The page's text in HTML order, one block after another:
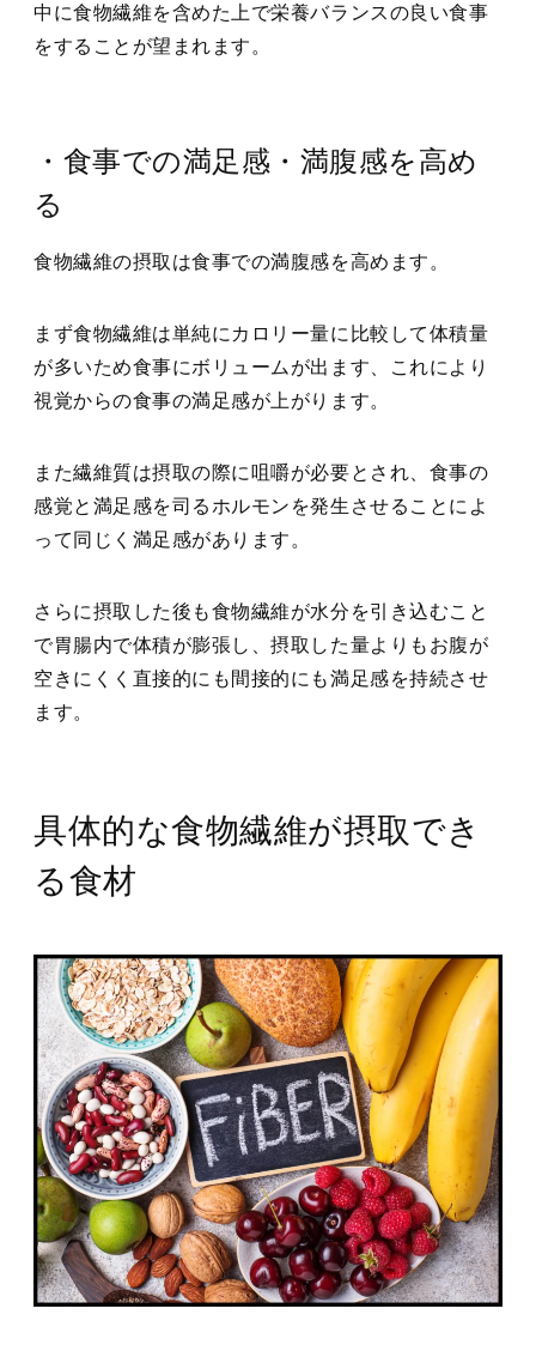
中に食物繊維を含めた上で栄養バランスの良い食事
をすることが望まれます。
・食事での満足感・満腹感を高め
る
食物繊維の摂取は食事での満腹感を高めます。
まず食物繊維は単純にカロリー量に比較して体積量
が多いため食事にボリュームが出ます、これにより
視覚からの食事の満足感が上がります。
また繊維質は摂取の際に咀嚼が必要とされ、食事の
感覚と満足感を司るホルモンを発生させることによ
って同じく満足感があります。
さらに摂取した後も食物繊維が水分を引き込むこと
で胃腸内で体積が膨張し、摂取した量よりもお腹が
空きにくく直接的にも間接的にも満足感を持続させ
ます。
具体的な食物繊維が摂取でき
る食材